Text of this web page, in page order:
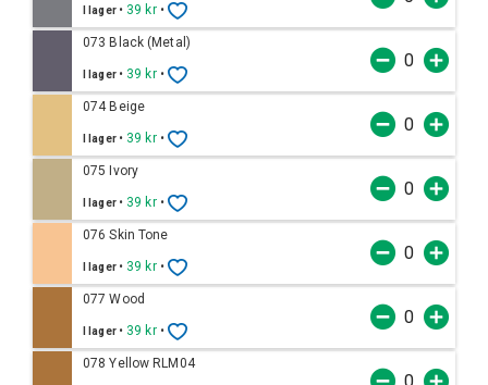
I lager • 39 kr •
073 Black (Metal)
I lager • 39 kr •
074 Beige
I lager • 39 kr •
075 Ivory
I lager • 39 kr •
076 Skin Tone
I lager • 39 kr •
077 Wood
I lager • 39 kr •
078 Yellow RLM04